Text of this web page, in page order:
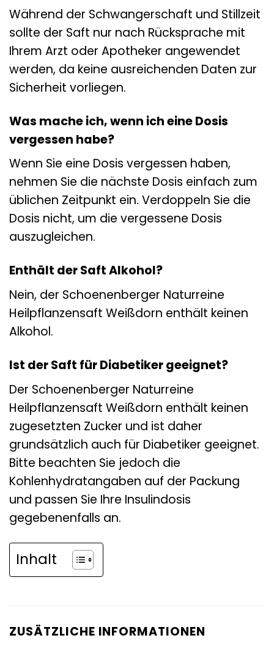
Während der Schwangerschaft und Stillzeit
sollte der Saft nur nach Rücksprache mit
Ihrem Arzt oder Apotheker angewendet
werden, da keine ausreichenden Daten zur
Sicherheit vorliegen.
Was mache ich, wenn ich eine Dosis
vergessen habe?
Wenn Sie eine Dosis vergessen haben,
nehmen Sie die nächste Dosis einfach zum
üblichen Zeitpunkt ein. Verdoppeln Sie die
Dosis nicht, um die vergessene Dosis
auszugleichen.
Enthält der Saft Alkohol?
Nein, der Schoenenberger Naturreine
Heilpflanzensaft Weißdorn enthält keinen
Alkohol.
Ist der Saft für Diabetiker geeignet?
Der Schoenenberger Naturreine
Heilpflanzensaft Weißdorn enthält keinen
zugesetzten Zucker und ist daher
grundsätzlich auch für Diabetiker geeignet.
Bitte beachten Sie jedoch die
Kohlenhydratangaben auf der Packung
und passen Sie Ihre Insulindosis
gegebenenfalls an.
Inhalt
ZUSÄTZLICHE INFORMATIONEN